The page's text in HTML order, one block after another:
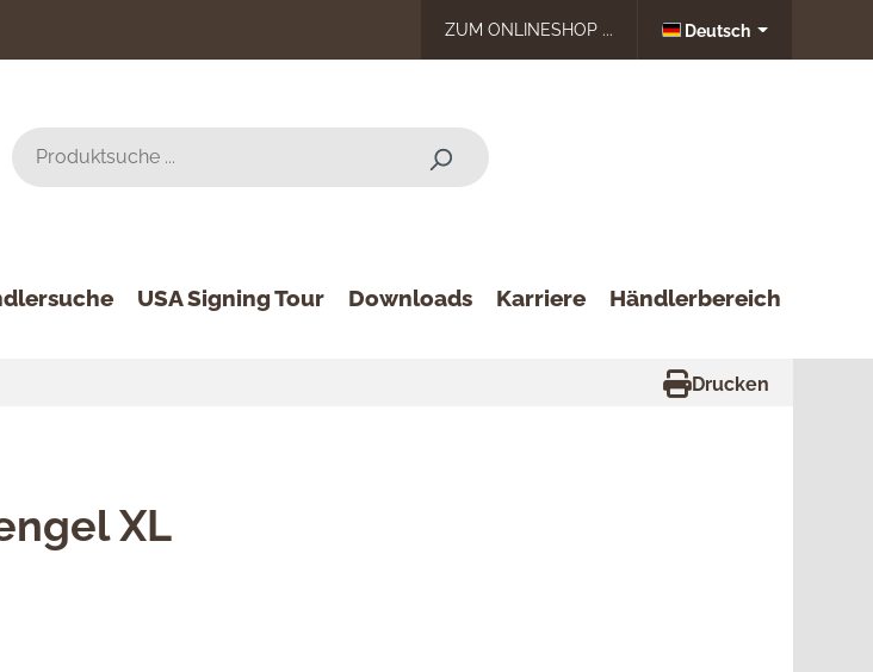
ZUM ONLINESHOP ... Deutsch
USA Signing Tour Downloads Karriere Händlerbereich
Drucken
XL